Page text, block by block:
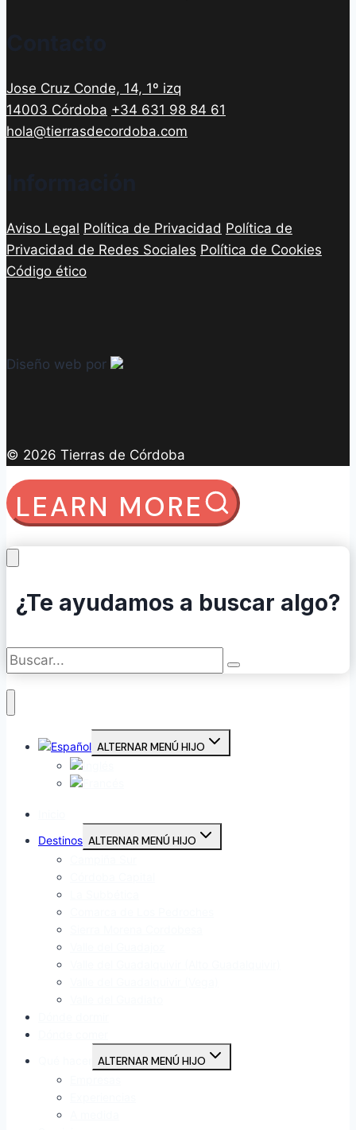
Jose Cruz Conde, 14, 1º izq
14003 Córdoba +34 631 98 84 61
hola@tierrasdecordoba.com
Aviso Legal Política de Privacidad Política de
Privacidad de Redes Sociales Política de Cookies
Código ético
Diseño web por
© 2026 Tierras de Córdoba
LEARN MORE
¿Te ayudamos a buscar algo?
ALTERNAR MENÚ HIJO
Destinos ALTERNAR MENÚ HIJO
ALTERNAR MENÚ HIJO